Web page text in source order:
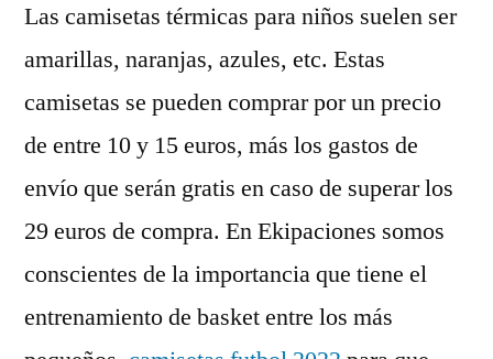
Las camisetas térmicas para niños suelen ser
amarillas, naranjas, azules, etc. Estas
camisetas se pueden comprar por un precio
de entre 10 y 15 euros, más los gastos de
envío que serán gratis en caso de superar los
29 euros de compra. En Ekipaciones somos
conscientes de la importancia que tiene el
entrenamiento de basket entre los más